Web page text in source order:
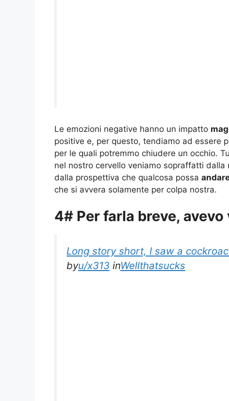
Le emozioni negative hanno un impatto
positive e, per questo, tendiamo ad essere
per le quali potremmo chiudere un occhio.
nel nostro cervello veniamo sopraffatti
dalla prospettiva che qualcosa possa
che si avvera solamente per colpa nostra.
4# Per farla breve,
Long story short, I saw a
byu/x313 inWellthatsucks